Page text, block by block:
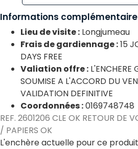
Informations
Lieu de visite :Longjumeau
Frais de gardiennage :15
DAYS FREE
Valiation offre :L'ENCHERE
SOUMISE A L'ACCORD DU
VALIDATION DEFINITIVE
Coordonnées :0169748748
REF. 2601206 CLE OK RETOUR DE
/ PAPIERS OK
L'enchère actuelle pour ce